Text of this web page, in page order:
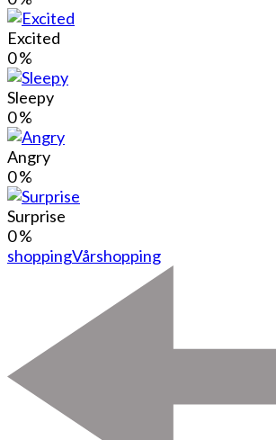
Excited
0%
Sleepy
0%
Angry
0%
Surprise
0%
shoppingVårshopping